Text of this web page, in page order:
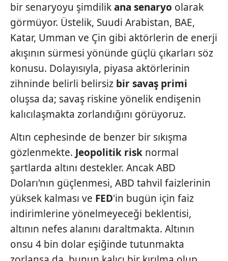
bir senaryoyu şimdilikana senaryo olarak
görmüyor. Üstelik, Suudi Arabistan, BAE,
Katar, Umman ve Çin gibi aktörlerin de enerji
akışının sürmesi yönünde güçlü çıkarları söz
konusu. Dolayısıyla, piyasa aktörlerinin
zihninde belirli belirsiz bir savaş primi
oluşsa da; savaş riskine yönelik endişenin
kalıcılaşmakta zorlandığını görüyoruz.
Altın cephesinde de benzer bir sıkışma
gözlenmekte. Jeopolitik risk normal
şartlarda altını destekler. Ancak ABD
Doları'nın güçlenmesi, ABD tahvil faizlerinin
yüksek kalması ve FED'in bugün için faiz
indirimlerine yönelmeyeceği beklentisi,
altının nefes alanını daraltmakta. Altının
onsu 4 bin dolar eşiğinde tutunmakta